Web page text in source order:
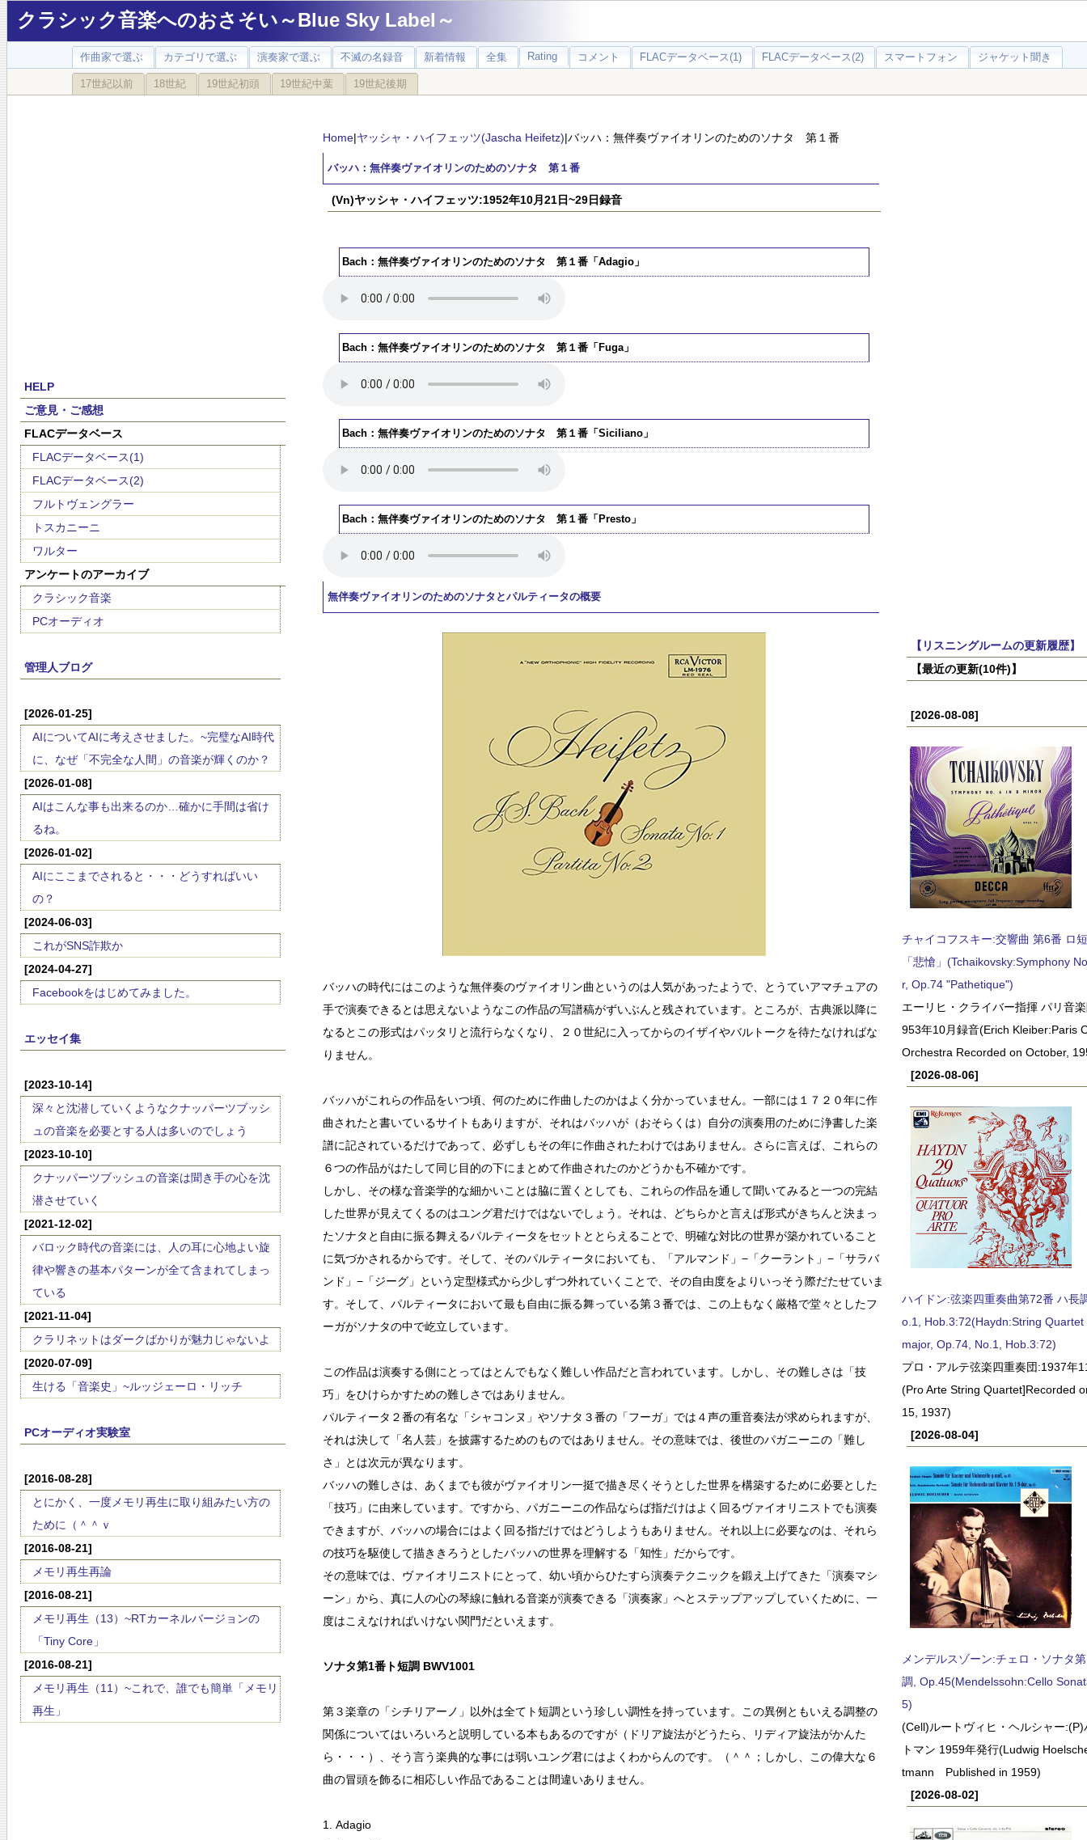
クラシック音楽へのおさそい～Blue Sky Label～
作曲家で選ぶ カテゴリで選ぶ 演奏家で選ぶ 不滅の名録音 新着情報 全集 Rating コメント FLACデータベース(1) FLACデータベース(2) スマートフォン ジャケット聞き
17世紀以前 18世紀 19世紀初頭 19世紀中葉 19世紀後期
HELP
ご意見・ご感想
FLACデータベース
FLACデータベース(1)
FLACデータベース(2)
フルトヴェングラー
トスカニーニ
ワルター
アンケートのアーカイブ
クラシック音楽
PCオーディオ
管理人ブログ
[2026-01-25]
AIについてAIに考えさせました。~完璧なAI時代
に、なぜ「不完全な人間」の音楽が輝くのか？
[2026-01-08]
AIはこんな事も出来るのか…確かに手間は省け
るね。
[2026-01-02]
AIにここまでされると・・・どうすればいい
の？
[2024-06-03]
これがSNS詐欺か
[2024-04-27]
Facebookをはじめてみました。
エッセイ集
[2023-10-14]
深々と沈潜していくようなクナッパーツブッシ
ュの音楽を必要とする人は多いのでしょう
[2023-10-10]
クナッパーツブッシュの音楽は聞き手の心を沈
潜させていく
[2021-12-02]
バロック時代の音楽には、人の耳に心地よい旋
律や響きの基本パターンが全て含まれてしまっ
ている
[2021-11-04]
クラリネットはダークばかりが魅力じゃないよ
[2020-07-09]
生ける「音楽史」~ルッジェーロ・リッチ
PCオーディオ実験室
[2016-08-28]
とにかく、一度メモリ再生に取り組みたい方の
ために（＾＾ｖ
[2016-08-21]
メモリ再生再論
[2016-08-21]
メモリ再生（13）~RTカーネルバージョンの
「Tiny Core」
[2016-08-21]
メモリ再生（11）~これで、誰でも簡単「メモリ
再生」
Home|ヤッシャ・ハイフェッツ(Jascha Heifetz)|バッハ：無伴奏ヴァイオリンのためのソナタ 第１番
バッハ：無伴奏ヴァイオリンのためのソナタ 第１番
(Vn)ヤッシャ・ハイフェッツ:1952年10月21日~29日録音
Bach：無伴奏ヴァイオリンのためのソナタ 第１番「Adagio」
Bach：無伴奏ヴァイオリンのためのソナタ 第１番「Fuga」
Bach：無伴奏ヴァイオリンのためのソナタ 第１番「Siciliano」
Bach：無伴奏ヴァイオリンのためのソナタ 第１番「Presto」
無伴奏ヴァイオリンのためのソナタとパルティータの概要
バッハの時代にはこのような無伴奏のヴァイオリン曲というのは人気があったようで、とうていアマチュアの
手で演奏できるとは思えないようなこの作品の写譜稿がずいぶんと残されています。ところが、古典派以降に
なるとこの形式はパッタリと流行らなくなり、２０世紀に入ってからのイザイやバルトークを待たなければな
りません。
バッハがこれらの作品をいつ頃、何のために作曲したのかはよく分かっていません。一部には１７２０年に作
曲されたと書いているサイトもありますが、それはバッハが（おそらくは）自分の演奏用のために浄書した楽
譜に記されているだけであって、必ずしもその年に作曲されたわけではありません。さらに言えば、これらの
６つの作品がはたして同じ目的の下にまとめて作曲されたのかどうかも不確かです。
しかし、その様な音楽学的な細かいことは脇に置くとしても、これらの作品を通して聞いてみると一つの完結
した世界が見えてくるのはユング君だけではないでしょう。それは、どちらかと言えば形式がきちんと決まっ
たソナタと自由に振る舞えるパルティータをセットととらえることで、明確な対比の世界が築かれていること
に気づかされるからです。そして、そのパルティータにおいても、「アルマンド」−「クーラント」−「サラバ
ンド」−「ジーグ」という定型様式から少しずつ外れていくことで、その自由度をよりいっそう際だたせていま
す。そして、パルティータにおいて最も自由に振る舞っている第３番では、この上もなく厳格で堂々としたフ
ーガがソナタの中で屹立しています。
この作品は演奏する側にとってはとんでもなく難しい作品だと言われています。しかし、その難しさは「技
巧」をひけらかすための難しさではありません。
パルティータ２番の有名な「シャコンヌ」やソナタ３番の「フーガ」では４声の重音奏法が求められますが、
それは決して「名人芸」を披露するためのものではありません。その意味では、後世のパガニーニの「難し
さ」とは次元が異なります。
バッハの難しさは、あくまでも彼がヴァイオリン一挺で描き尽くそうとした世界を構築するために必要とした
「技巧」に由来しています。ですから、パガニーニの作品ならば指だけはよく回るヴァイオリニストでも演奏
できますが、バッハの場合にはよく回る指だけではどうしようもありません。それ以上に必要なのは、それら
の技巧を駆使して描ききろうとしたバッハの世界を理解する「知性」だからです。
その意味では、ヴァイオリニストにとって、幼い頃からひたすら演奏テクニックを鍛え上げてきた「演奏マシ
ーン」から、真に人の心の琴線に触れる音楽が演奏できる「演奏家」へとステップアップしていくために、一
度はこえなければいけない関門だといえます。
ソナタ第1番ト短調 BWV1001
第３楽章の「シチリアーノ」以外は全てト短調という珍しい調性を持っています。この異例ともいえる調整の
関係についてはいろいろと説明している本もあるのですが（ドリア旋法がどうたら、リディア旋法がかんた
ら・・・）、そう言う楽典的な事には弱いユング君にはよくわからんのです。（＾＾；しかし、この偉大な６
曲の冒頭を飾るに相応しい作品であることは間違いありません。
1. Adagio
【リスニングルームの更新履歴】
【最近の更新(10件)】
[2026-08-08]
チャイコフスキー:交響曲 第6番 ロ
「悲愴」(Tchaikovsky:Symphony
r, Op.74 "Pathetique")
エーリヒ・クライバー指揮 パリ音
953年10月録音(Erich Kleiber:Paris
Orchestra Recorded on October,
[2026-08-06]
ハイドン:弦楽四重奏曲第72番 ハ長
o.1, Hob.3:72(Haydn:String Quartet
major, Op.74, No.1, Hob.3:72)
プロ・アルテ弦楽四重奏団:1937年
(Pro Arte String Quartet]Recorded
15, 1937)
[2026-08-04]
メンデルスゾーン:チェロ・ソナタ
調, Op.45(Mendelssohn:Cello
5)
(Cell)ルートヴィヒ・ヘルシャー
トマン 1959年発行(Ludwig
tmann Published in 1959)
[2026-08-02]